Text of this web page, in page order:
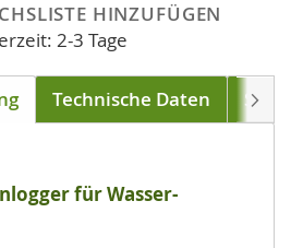
HINZUFÜGEN
2-3 Tage
Technische Daten
für Wasser-